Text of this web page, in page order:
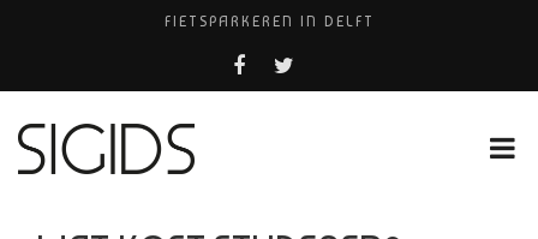
FIETSPARKEREN IN DELFT
PIZZERIA POMPEÏ ￼
BELEEF DE MAGIE VAN FILM BIJ KINEPOLIS